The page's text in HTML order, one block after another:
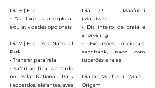
Dia 6 | Ella
• Dia livre para explorar
e/ou atividades opcionais
Dia 7 | Ella – Yala National
Park
• Transfer para Yala
• Safari ao final da tarde
no Yala National Park
(leopardos, elefantes, aves
Dia 13 | Maafushi
(Maldivas)
• Dia inteiro de praia e
snorkeling
• Excursões opcionais:
sandbank, nado com
tubarões e raias
Dia 14 | Maafushi – Malé –
Origem